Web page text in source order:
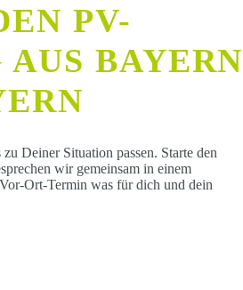
PV-
AUS BAYERN
Deiner Situation passen. Starte den
wir gemeinsam in einem
Ort-Termin was für dich und dein